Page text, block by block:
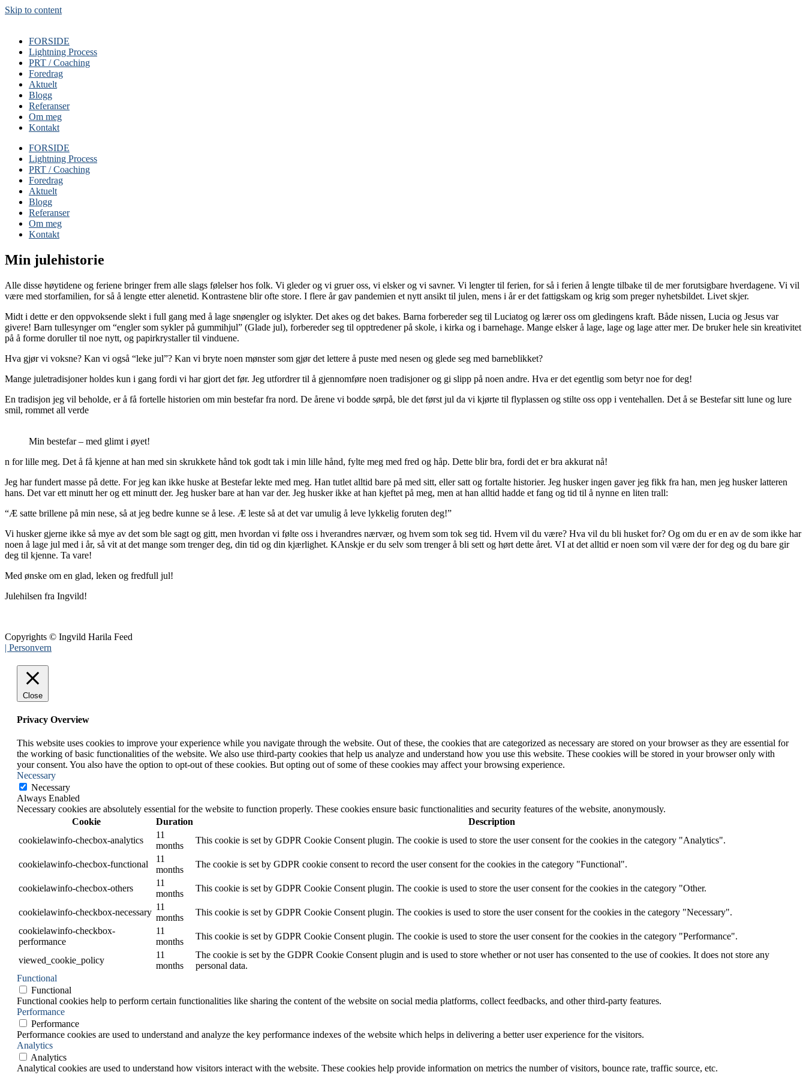
Skip to content
FORSIDE
Lightning Process
PRT / Coaching
Foredrag
Aktuelt
Blogg
Referanser
Om meg
Kontakt
FORSIDE
Lightning Process
PRT / Coaching
Foredrag
Aktuelt
Blogg
Referanser
Om meg
Kontakt
Min julehistorie
Alle disse høytidene og feriene bringer frem alle slags følelser hos folk. Vi gleder og vi gruer oss, vi elsker og vi savner. Vi lengter til ferien, for så i ferien å lengte tilbake til de mer forutsigbare hverdagene. Vi vil
være med storfamilien, for så å lengte etter alenetid. Kontrastene blir ofte store. I flere år gav pandemien et nytt ansikt til julen, mens i år er det fattigskam og krig som preger nyhetsbildet. Livet skjer.
Midt i dette er den oppvoksende slekt i full gang med å lage snøengler og islykter. Det akes og det bakes. Barna forbereder seg til Luciatog og lærer oss om gledingens kraft. Både nissen, Lucia og Jesus var
givere! Barn tullesynger om “engler som sykler på gummihjul” (Glade jul), forbereder seg til opptredener på skole, i kirka og i barnehage. Mange elsker å lage, lage og lage atter mer. De bruker hele sin kreativitet
på å forme doruller til noe nytt, og papirkrystaller til vinduene.
Hva gjør vi voksne? Kan vi også “leke jul”? Kan vi bryte noen mønster som gjør det lettere å puste med nesen og glede seg med barneblikket?
Mange juletradisjoner holdes kun i gang fordi vi har gjort det før. Jeg utfordrer til å gjennomføre noen tradisjoner og gi slipp på noen andre. Hva er det egentlig som betyr noe for deg!
En tradisjon jeg vil beholde, er å få fortelle historien om min bestefar fra nord. De årene vi bodde sørpå, ble det først jul da vi kjørte til flyplassen og stilte oss opp i ventehallen. Det å se Bestefar sitt lune og lure
smil, rommet all verde
Min bestefar – med glimt i øyet!
n for lille meg. Det å få kjenne at han med sin skrukkete hånd tok godt tak i min lille hånd, fylte meg med fred og håp. Dette blir bra, fordi det er bra akkurat nå!
Jeg har fundert masse på dette. For jeg kan ikke huske at Bestefar lekte med meg. Han tutlet alltid bare på med sitt, eller satt og fortalte historier. Jeg husker ingen gaver jeg fikk fra han, men jeg husker latteren
hans. Det var ett minutt her og ett minutt der. Jeg husker bare at han var der. Jeg husker ikke at han kjeftet på meg, men at han alltid hadde et fang og tid til å nynne en liten trall:
“Æ satte brillene på min nese, så at jeg bedre kunne se å lese. Æ leste så at det var umulig å leve lykkelig foruten deg!”
Vi husker gjerne ikke så mye av det som ble sagt og gitt, men hvordan vi følte oss i hverandres nærvær, og hvem som tok seg tid. Hvem vil du være? Hva vil du bli husket for? Og om du er en av de som ikke har
noen å lage jul med i år, så vit at det mange som trenger deg, din tid og din kjærlighet. KAnskje er du selv som trenger å bli sett og hørt dette året. VI at det alltid er noen som vil være der for deg og du bare gir
deg til kjenne. Ta vare!
Med ønske om en glad, leken og fredfull jul!
Julehilsen fra Ingvild!
Copyrights © Ingvild Harila Feed
| Personvern
Close
Privacy Overview
This website uses cookies to improve your experience while you navigate through the website. Out of these, the cookies that are categorized as necessary are stored on your browser as they are essential for
the working of basic functionalities of the website. We also use third-party cookies that help us analyze and understand how you use this website. These cookies will be stored in your browser only with
your consent. You also have the option to opt-out of these cookies. But opting out of some of these cookies may affect your browsing experience.
Necessary
Necessary
Always Enabled
Necessary cookies are absolutely essential for the website to function properly. These cookies ensure basic functionalities and security features of the website, anonymously.
Cookie
Duration
Description
cookielawinfo-checbox-analytics
11
months
This cookie is set by GDPR Cookie Consent plugin. The cookie is used to store the user consent for the cookies in the category "Analytics".
cookielawinfo-checbox-functional
11
months
The cookie is set by GDPR cookie consent to record the user consent for the cookies in the category "Functional".
cookielawinfo-checbox-others
11
months
This cookie is set by GDPR Cookie Consent plugin. The cookie is used to store the user consent for the cookies in the category "Other.
cookielawinfo-checkbox-necessary
11
months
This cookie is set by GDPR Cookie Consent plugin. The cookies is used to store the user consent for the cookies in the category "Necessary".
cookielawinfo-checkbox-
performance
11
months
This cookie is set by GDPR Cookie Consent plugin. The cookie is used to store the user consent for the cookies in the category "Performance".
viewed_cookie_policy
11
months
The cookie is set by the GDPR Cookie Consent plugin and is used to store whether or not user has consented to the use of cookies. It does not store any
personal data.
Functional
Functional
Functional cookies help to perform certain functionalities like sharing the content of the website on social media platforms, collect feedbacks, and other third-party features.
Performance
Performance
Performance cookies are used to understand and analyze the key performance indexes of the website which helps in delivering a better user experience for the visitors.
Analytics
Analytics
Analytical cookies are used to understand how visitors interact with the website. These cookies help provide information on metrics the number of visitors, bounce rate, traffic source, etc.